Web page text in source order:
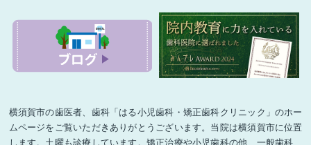
横須賀市の歯医者、歯科「はる小児歯科・矯正歯科クリニック」のホー
ムページをご覧いただきありがとうございます。当院は横須賀市に位置
します。土曜も診療しています。矯正治療や小児歯科の他、一般歯科、